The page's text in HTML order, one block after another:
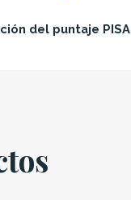
del puntaje PISA